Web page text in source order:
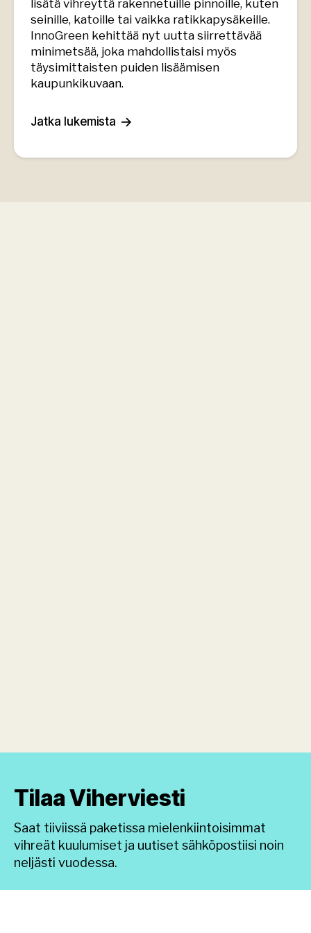
lisätä vihreyttä rakennetuille pinnoille, kuten
seinille, katoille tai vaikka ratikkapysäkeille.
InnoGreen kehittää nyt uutta siirrettävää
minimetsää, joka mahdollistaisi myös
täysimittaisten puiden lisäämisen
kaupunkikuvaan.
Jatka lukemista
Tilaa Viherviesti
Saat tiiviissä paketissa mielenkiintoisimmat
vihreät kuulumiset ja uutiset sähköpostiisi noin
neljästi vuodessa.